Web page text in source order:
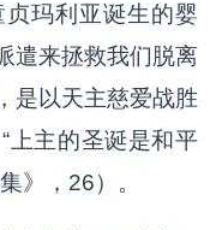
玛利亚诞生的婴
遣来拯救我们脱离
是以天主慈爱战胜
上主的圣诞是和平
》，26）。